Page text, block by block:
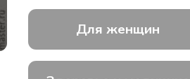
Для женщин